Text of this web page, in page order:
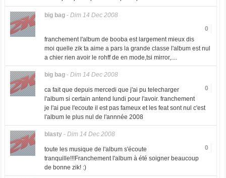
big bag- Dim 14 Dec 2008
0
franchement l'album de booba est largement mieux dis
moi quelle zik ta aime a pars la grande classe l'album est nul
a chier rien avoir le rohff de en mode,tsi mirror,....
big bag- Dim 14 Dec 2008
0
ca fait que depuis mercedi que j'ai pu telecharger
l'album si certain antend lundi pour l'avoir. franchement
je l'ai pue l'ecoute il est pas fameux et les feat sont nul c'est
l'album le plus nul de l'annnée 2008
blasty- Dim 14 Dec 2008
0
toute les musique de l'album s'écoute
tranquille!!!Franchement l'album à été soigner beaucoup
de bonne zik! :)